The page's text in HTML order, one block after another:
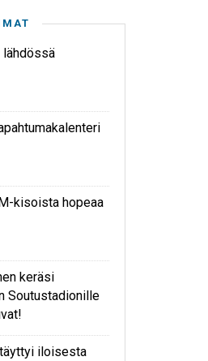
lähdössä
kisoista hopeaa
keräsi
Soutustadionille
iloisesta